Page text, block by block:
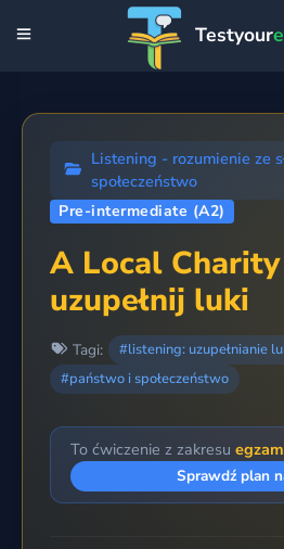
Testyour
Listening - rozumienie ze
społeczeństwo
Pre-intermediate (A2)
A Local
uzupełnij luki
Tagi:
#listening: uzupełnianie
#państwo i społeczeństwo
To ćwiczenie z zakresu
Sprawdź plan